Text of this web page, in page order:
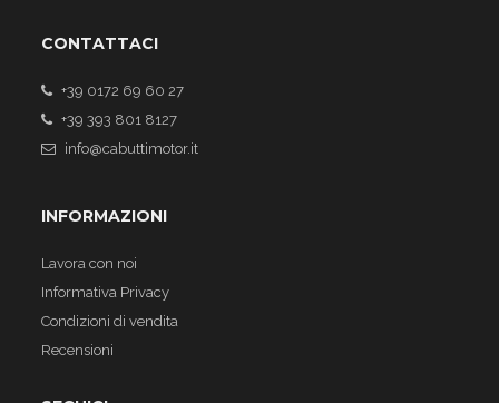
CONTATTACI
+39 0172 69 60 27
+39 393 801 8127
info@cabuttimotor.it
INFORMAZIONI
Lavora con noi
Informativa Privacy
Condizioni di vendita
Recensioni